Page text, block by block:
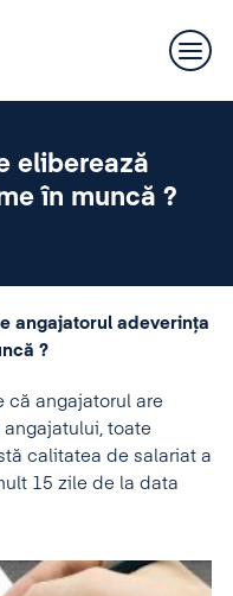
eliberează
în muncă ?
angajatorul adeverința
?
că angajatorul are
angajatului, toate
calitatea de salariat a
15 zile de la data